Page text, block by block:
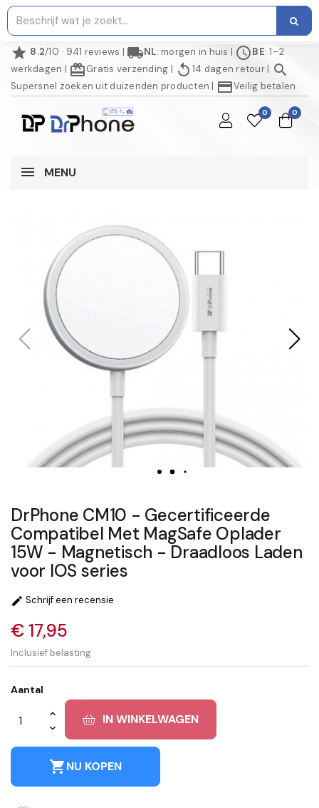
star 8.2/10 · 941 reviews | local_shippingNL: morgen in huis | scheduleBE: 1–2
werkdagen | redeemGratis verzending | replay 14 dagen retour| search
Supersnel zoeken uit duizenden producten | credit_cardVeilig betalen
0 0
MENU
DrPhone CM10 - Gecertificeerde
Compatibel Met MagSafe Oplader
15W - Magnetisch - Draadloos Laden
voor IOS series
 Schrijf een recensie
€ 17,95
Inclusief belasting
Aantal
IN WINKELWAGEN
shopping_cartNU KOPEN